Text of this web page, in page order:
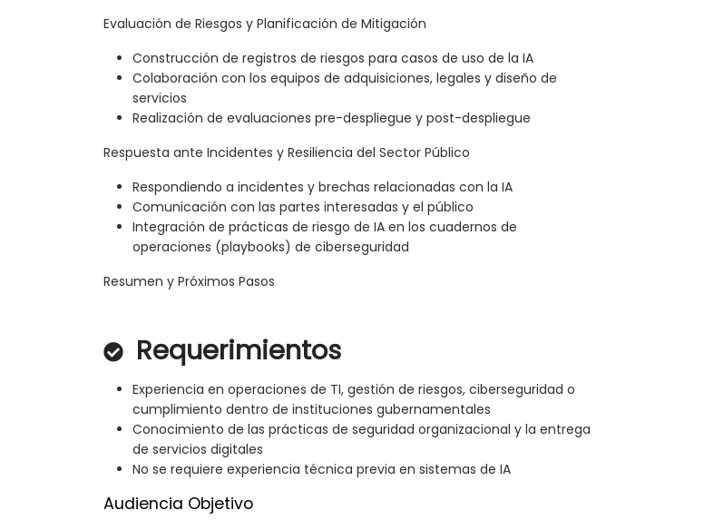
Evaluación de Riesgos y Planificación de Mitigación
Construcción de registros de riesgos para casos de uso de la IA
Colaboración con los equipos de adquisiciones, legales y diseño de
servicios
Realización de evaluaciones pre-despliegue y post-despliegue
Respuesta ante Incidentes y Resiliencia del Sector Público
Respondiendo a incidentes y brechas relacionadas con la IA
Comunicación con las partes interesadas y el público
Integración de prácticas de riesgo de IA en los cuadernos de
operaciones (playbooks) de ciberseguridad
Resumen y Próximos Pasos
Requerimientos
Experiencia en operaciones de TI, gestión de riesgos, ciberseguridad o
cumplimiento dentro de instituciones gubernamentales
Conocimiento de las prácticas de seguridad organizacional y la entrega
de servicios digitales
No se requiere experiencia técnica previa en sistemas de IA
Audiencia Objetivo